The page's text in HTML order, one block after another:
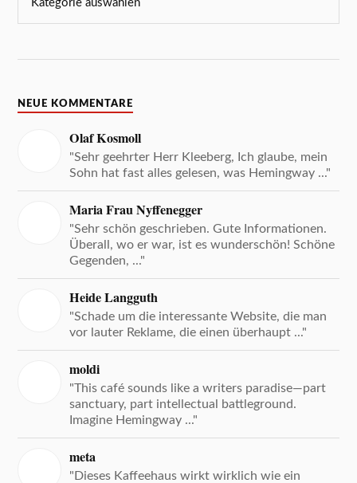
NEUE KOMMENTARE
Olaf Kosmoll
"Sehr geehrter Herr Kleeberg, Ich glaube, mein
Sohn hat fast alles gelesen, was Hemingway ..."
Maria Frau Nyffenegger
"Sehr schön geschrieben. Gute Informationen.
Überall, wo er war, ist es wunderschön! Schöne
Gegenden, ..."
Heide Langguth
"Schade um die interessante Website, die man
vor lauter Reklame, die einen überhaupt ..."
moldi
"This café sounds like a writers paradise—part
sanctuary, part intellectual battleground.
Imagine Hemingway ..."
meta
"Dieses Kaffeehaus wirkt wirklich wie ein